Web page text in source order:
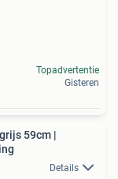
Topadvertentie
Gisteren
59cm |
Details